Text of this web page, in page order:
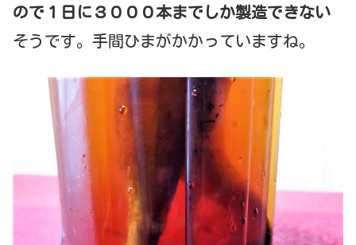
ので１日に３０００本までしか製造できない
そうです。手間ひまがかかっていますね。